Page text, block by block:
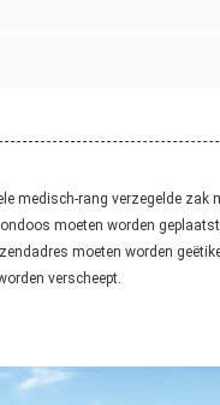
medisch-rang verzegelde zak
moeten worden
moeten worden
verscheept.